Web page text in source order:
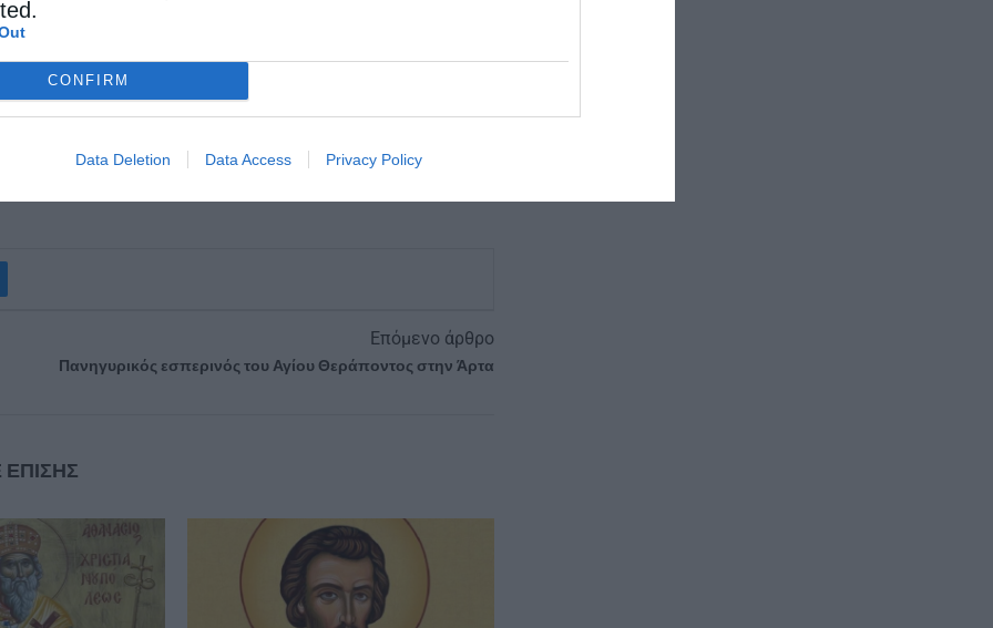
CONFIRM
Data Deletion Data Access Privacy Policy
προσευχόμενος στον Κύριο ανέστησε το νεκρό
τον Θεό και τον Άγιο Θεράποντα,
Επόμενο άρθρο
Πανηγυρικός εσπερινός του Αγίου Θεράποντος στην Άρτα
ΕΠΙΣΗΣ